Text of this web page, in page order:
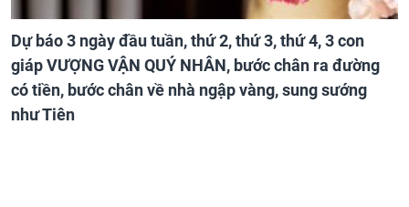
Dự báo 3 ngày đầu tuần, thứ 2, thứ 3, thứ 4, 3 con
giáp VƯỢNG VẬN QUÝ NHÂN, bước chân ra đường
có tiền, bước chân về nhà ngập vàng, sung sướng
như Tiên